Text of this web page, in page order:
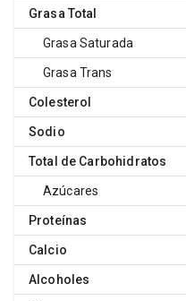
Grasa Total
Grasa Saturada
Grasa Trans
Colesterol
Sodio
Total de Carbohidratos
Azúcares
Proteínas
Calcio
Alcoholes